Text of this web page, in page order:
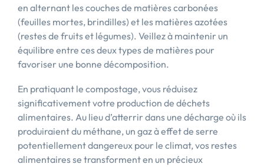
en alternant les couches de matières carbonées
(feuilles mortes, brindilles) et les matières azotées
(restes de fruits et légumes). Veillez à maintenir un
équilibre entre ces deux types de matières pour
favoriser une bonne décomposition.
En pratiquant le compostage, vous réduisez
significativement votre production de déchets
alimentaires. Au lieu d’atterrir dans une décharge où ils
produiraient du méthane, un gaz à effet de serre
potentiellement dangereux pour le climat, vos restes
alimentaires se transforment en un précieux